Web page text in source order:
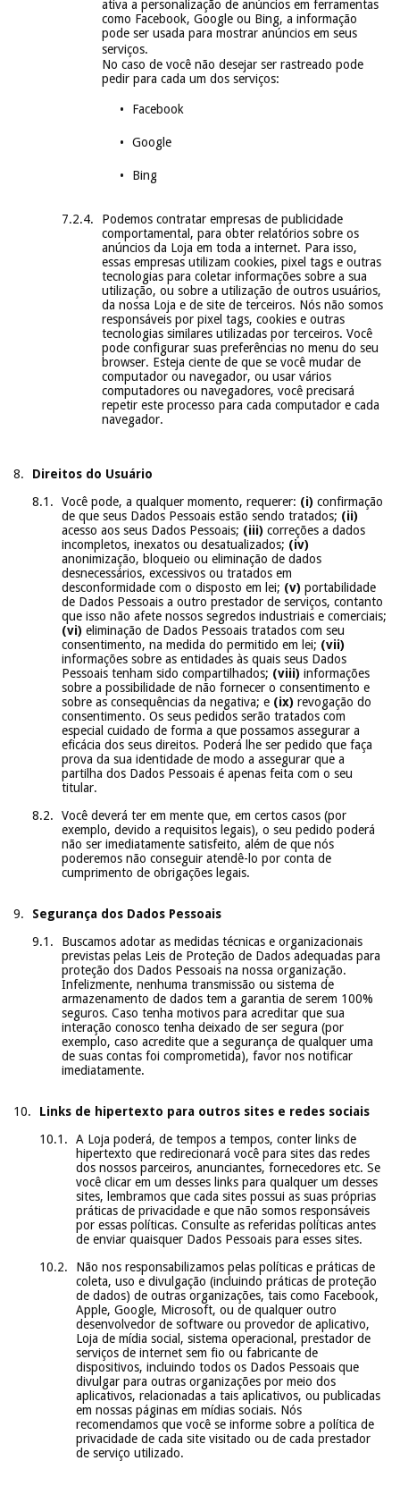
ativa a personalização de anúncios em ferramentas
como Facebook, Google ou Bing, a informação
pode ser usada para mostrar anúncios em seus
serviços.
No caso de você não desejar ser rastreado pode
pedir para cada um dos serviços:
Facebook
Google
Bing
Podemos contratar empresas de publicidade
comportamental, para obter relatórios sobre os
anúncios da Loja em toda a internet. Para isso,
essas empresas utilizam cookies, pixel tags e outras
tecnologias para coletar informações sobre a sua
utilização, ou sobre a utilização de outros usuários,
da nossa Loja e de site de terceiros. Nós não somos
responsáveis por pixel tags, cookies e outras
tecnologias similares utilizadas por terceiros. Você
pode configurar suas preferências no menu do seu
browser. Esteja ciente de que se você mudar de
computador ou navegador, ou usar vários
computadores ou navegadores, você precisará
repetir este processo para cada computador e cada
navegador.
Direitos do Usuário
Você pode, a qualquer momento, requerer: (i) confirmação
de que seus Dados Pessoais estão sendo tratados; (ii)
acesso aos seus Dados Pessoais; (iii) correções a dados
incompletos, inexatos ou desatualizados; (iv)
anonimização, bloqueio ou eliminação de dados
desnecessários, excessivos ou tratados em
desconformidade com o disposto em lei; (v) portabilidade
de Dados Pessoais a outro prestador de serviços, contanto
que isso não afete nossos segredos industriais e comerciais;
(vi) eliminação de Dados Pessoais tratados com seu
consentimento, na medida do permitido em lei; (vii)
informações sobre as entidades às quais seus Dados
Pessoais tenham sido compartilhados; (viii) informações
sobre a possibilidade de não fornecer o consentimento e
sobre as consequências da negativa; e (ix) revogação do
consentimento. Os seus pedidos serão tratados com
especial cuidado de forma a que possamos assegurar a
eficácia dos seus direitos. Poderá lhe ser pedido que faça
prova da sua identidade de modo a assegurar que a
partilha dos Dados Pessoais é apenas feita com o seu
titular.
Você deverá ter em mente que, em certos casos (por
exemplo, devido a requisitos legais), o seu pedido poderá
não ser imediatamente satisfeito, além de que nós
poderemos não conseguir atendê-lo por conta de
cumprimento de obrigações legais.
Segurança dos Dados Pessoais
Buscamos adotar as medidas técnicas e organizacionais
previstas pelas Leis de Proteção de Dados adequadas para
proteção dos Dados Pessoais na nossa organização.
Infelizmente, nenhuma transmissão ou sistema de
armazenamento de dados tem a garantia de serem 100%
seguros. Caso tenha motivos para acreditar que sua
interação conosco tenha deixado de ser segura (por
exemplo, caso acredite que a segurança de qualquer uma
de suas contas foi comprometida), favor nos notificar
imediatamente.
Links de hipertexto para outros sites e redes sociais
A Loja poderá, de tempos a tempos, conter links de
hipertexto que redirecionará você para sites das redes
dos nossos parceiros, anunciantes, fornecedores etc. Se
você clicar em um desses links para qualquer um desses
sites, lembramos que cada sites possui as suas próprias
práticas de privacidade e que não somos responsáveis
por essas políticas. Consulte as referidas políticas antes
de enviar quaisquer Dados Pessoais para esses sites.
Não nos responsabilizamos pelas políticas e práticas de
coleta, uso e divulgação (incluindo práticas de proteção
de dados) de outras organizações, tais como Facebook,
Apple, Google, Microsoft, ou de qualquer outro
desenvolvedor de software ou provedor de aplicativo,
Loja de mídia social, sistema operacional, prestador de
serviços de internet sem fio ou fabricante de
dispositivos, incluindo todos os Dados Pessoais que
divulgar para outras organizações por meio dos
aplicativos, relacionadas a tais aplicativos, ou publicadas
em nossas páginas em mídias sociais. Nós
recomendamos que você se informe sobre a política de
privacidade de cada site visitado ou de cada prestador
de serviço utilizado.